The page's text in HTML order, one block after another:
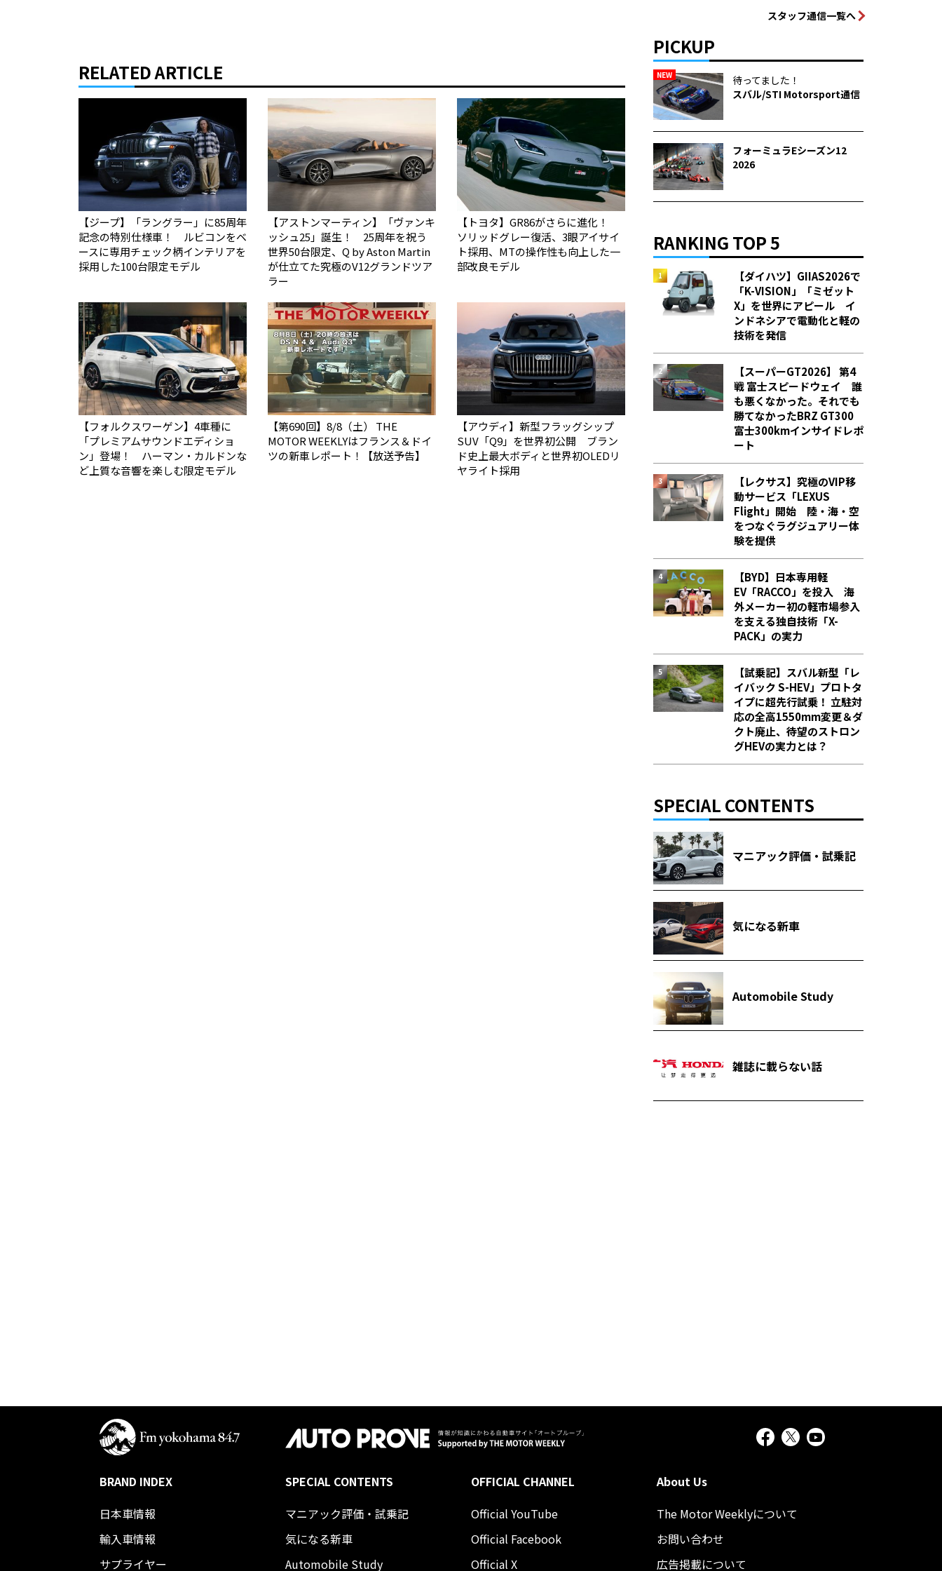
RELATED ARTICLE
【ジープ】「ラングラー」に85周年
記念の特別仕様車！ ルビコンをベ
ースに専用チェック柄インテリアを
採用した100台限定モデル
【アストンマーティン】「ヴァンキ
ッシュ25」誕生！ 25周年を祝う
世界50台限定、Q by Aston Martin
が仕立てた究極のV12グランドツア
ラー
【トヨタ】GR86がさらに進化！
ソリッドグレー復活、3眼アイサイ
ト採用、MTの操作性も向上した一
部改良モデル
【フォルクスワーゲン】4車種に
「プレミアムサウンドエディショ
ン」登場！ ハーマン・カルドンな
ど上質な音響を楽しむ限定モデル
【第690回】8/8（土） THE
MOTOR WEEKLYはフランス＆ドイ
ツの新車レポート！【放送予告】
【アウディ】新型フラッグシップ
SUV「Q9」を世界初公開 ブラン
ド史上最大ボディと世界初OLEDリ
ヤライト採用
スタッフ通信一覧へ
PICKUP
NEW
待ってました！
スバル/STI Motorsport通信
フォーミュラEシーズン12
2026
RANKING TOP 5
【ダイハツ】GIIAS2026で
「K-VISION」「ミゼット
X」を世界にアピール イ
ンドネシアで電動化と軽の
技術を発信
【スーパーGT2026】 第4
戦 富士スピードウェイ 誰
も悪くなかった。それでも
勝てなかった――BRZ GT300
富士300kmインサイドレポ
ート
【レクサス】究極のVIP移
動サービス「LEXUS
Flight」開始 陸・海・空
をつなぐラグジュアリー体
験を提供
【BYD】日本専用軽
EV「RACCO」を投入 海
外メーカー初の軽市場参入
を支える独自技術「X-
PACK」の実力
【試乗記】スバル新型「レ
イバック S-HEV」プロトタ
イプに超先行試乗！ 立駐対
応の全高1550mm変更＆ダ
クト廃止、待望のストロン
グHEVの実力とは？
SPECIAL CONTENTS
マニアック評価・試乗記
気になる新車
Automobile Study
雑誌に載らない話
BRAND INDEX
日本車情報​
輸入車情報
サプライヤー
SPECIAL CONTENTS
マニアック評価・試乗記
気になる新車
Automobile Study
OFFICIAL CHANNEL
Official YouTube
Official Facebook
Official X
About Us
The Motor Weeklyについて
お問い合わせ
広告掲載について